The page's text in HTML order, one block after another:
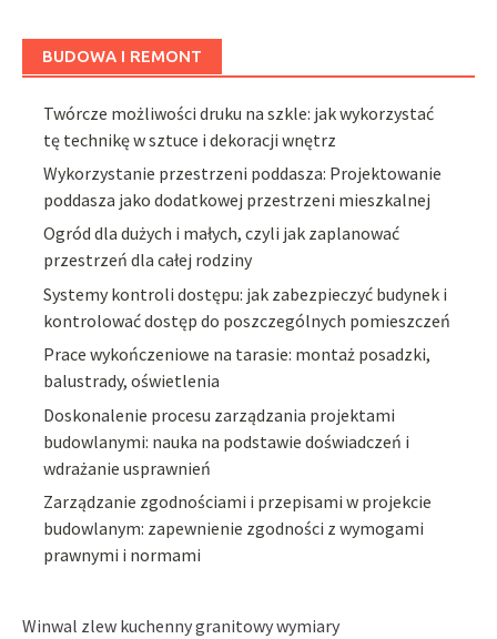
BUDOWA I REMONT
Twórcze możliwości druku na szkle: jak wykorzystać
tę technikę w sztuce i dekoracji wnętrz
Wykorzystanie przestrzeni poddasza: Projektowanie
poddasza jako dodatkowej przestrzeni mieszkalnej
Ogród dla dużych i małych, czyli jak zaplanować
przestrzeń dla całej rodziny
Systemy kontroli dostępu: jak zabezpieczyć budynek i
kontrolować dostęp do poszczególnych pomieszczeń
Prace wykończeniowe na tarasie: montaż posadzki,
balustrady, oświetlenia
Doskonalenie procesu zarządzania projektami
budowlanymi: nauka na podstawie doświadczeń i
wdrażanie usprawnień
Zarządzanie zgodnościami i przepisami w projekcie
budowlanym: zapewnienie zgodności z wymogami
prawnymi i normami
Winwal zlew kuchenny granitowy wymiary